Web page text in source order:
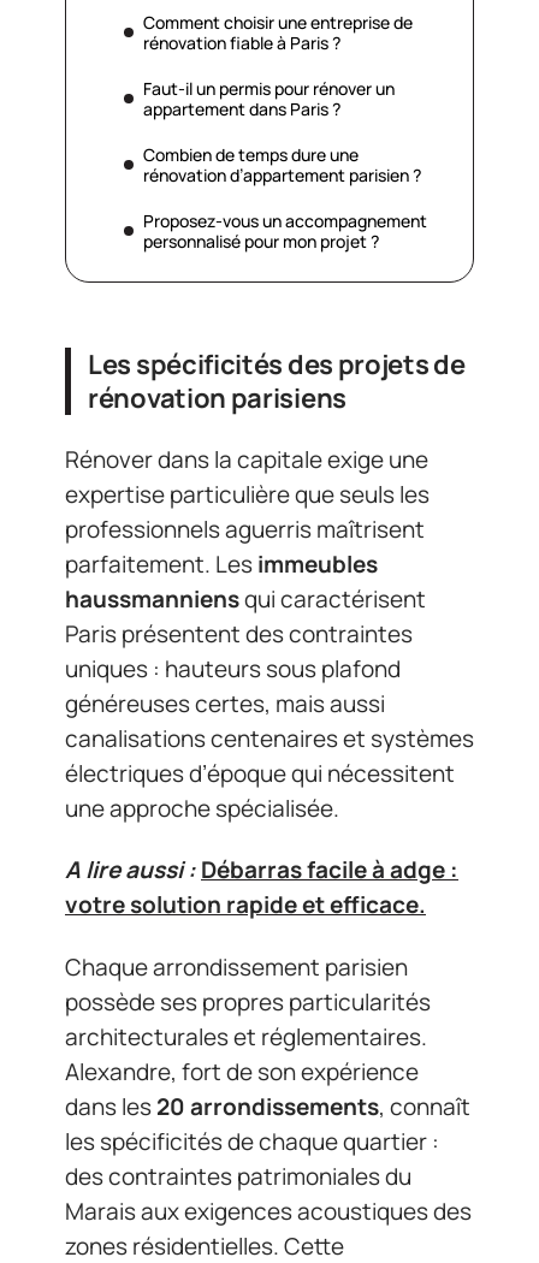
Comment choisir une entreprise de
rénovation fiable à Paris ?
Faut-il un permis pour rénover un
appartement dans Paris ?
Combien de temps dure une
rénovation d’appartement parisien ?
Proposez-vous un accompagnement
personnalisé pour mon projet ?
Les spécificités des projets de
rénovation parisiens
Rénover dans la capitale exige une
expertise particulière que seuls les
professionnels aguerris maîtrisent
parfaitement. Lesimmeubles
haussmanniensqui caractérisent
Paris présentent des contraintes
uniques : hauteurs sous plafond
généreuses certes, mais aussi
canalisations centenaires et systèmes
électriques d’époque qui nécessitent
une approche spécialisée.
A lire aussi :Débarras facile à adge :
votre solution rapide et efficace.
Chaque arrondissement parisien
possède ses propres particularités
architecturales et réglementaires.
Alexandre, fort de son expérience
dans les20 arrondissements, connaît
les spécificités de chaque quartier :
des contraintes patrimoniales du
Marais aux exigences acoustiques des
zones résidentielles. Cette